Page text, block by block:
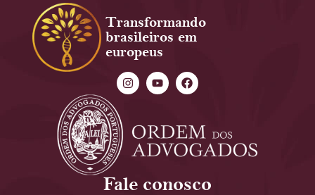
Transformando
brasileiros em
europeus
Fale conosco